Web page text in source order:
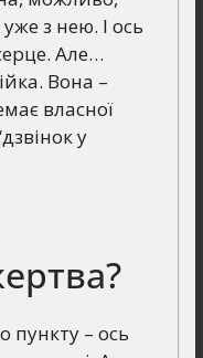
з нею. І ось
Але…
Вона –
власної
у
пункту – ось